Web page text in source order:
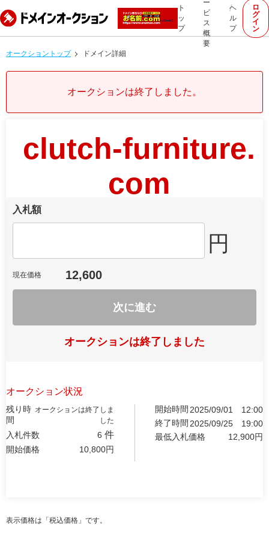
ト
ッ
プ
ー
ビ
ス
概
要
ヘ
ル
プ
ロ
グ
イ
ン
オークショントップ ドメイン詳細
オークションは終了しました。
clutch-furniture.
com
入札額
円
現在価格 12,600
次に進む
オークションは終了しました
オークション状況
残り時
間
オークションは終了しま
した
入札件数 6 件
開始価格 10,800円
開始時間 2025/09/01
12:00
終了時間 2025/09/25
19:00
最低入札価格
12,900円
表示価格は「税込価格」です。